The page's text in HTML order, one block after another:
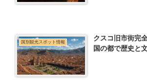
国別観光スポット情報
クスコ旧市街完
国の都で歴史と